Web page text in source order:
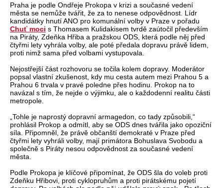
Praha je podle Ondřeje Prokopa v krizi a současné vedení
města se nemůže tvářit, že za to nenese odpovědnost. Lídr
kandidátky hnutí ANO pro komunální volby v Praze v pořadu
Chuť moci s Thomasem Kulidakisem tvrdě zaútočil především
na Piráty, Zdeňka Hřiba a pražskou ODS, která podle něj před
čtyřmi lety vyhrála volby, ale poté předala dopravu právě lidem,
proti nimž sama před volbami vystupovala.
Nejostřejší část rozhovoru se točila kolem dopravy. Moderátor
popsal vlastní zkušenost, kdy mu cesta autem mezi Prahou 5 a
Prahou 6 trvala v pravé poledne přes hodinu. Prokop na to
navázal s tím, že nejde o výjimku, ale o každodenní realitu části
metropole.
„Tohle je naprostý dopravní armagedon, co tady způsobili,“
prohlásil Prokop a odmítl, aby se ODS dnes tvářila jako opoziční
síla. Připomněl, že právě občanští demokraté v Praze před
čtyřmi lety vyhráli volby, mají primátora Bohuslava Svobodu a
společně s Piráty nesou odpovědnost za současné vedení
města.
Podle Prokopa je klíčové připomínat, že ODS šla do voleb proti
Zdeňku Hřibovi, proti cyklopruhům a proti pirátskému pojetí